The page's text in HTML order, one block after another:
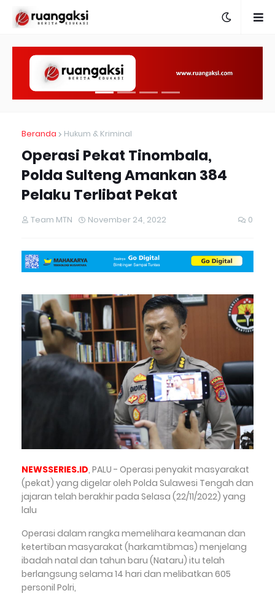
Beranda Hukum & Kriminal
Operasi Pekat Tinombala,
Polda Sulteng Amankan 384
Pelaku Terlibat Pekat
Team MTN November 24, 2022 0
NEWSSERIES.ID, PALU - Operasi penyakit masyarakat
(pekat) yang digelar oleh Polda Sulawesi Tengah dan
jajaran telah berakhir pada Selasa (22/11/2022) yang
lalu
Operasi dalam rangka memelihara keamanan dan
ketertiban masyarakat (harkamtibmas) menjelang
ibadah natal dan tahun baru (Nataru) itu telah
berlangsung selama 14 hari dan melibatkan 605
personil Polri,